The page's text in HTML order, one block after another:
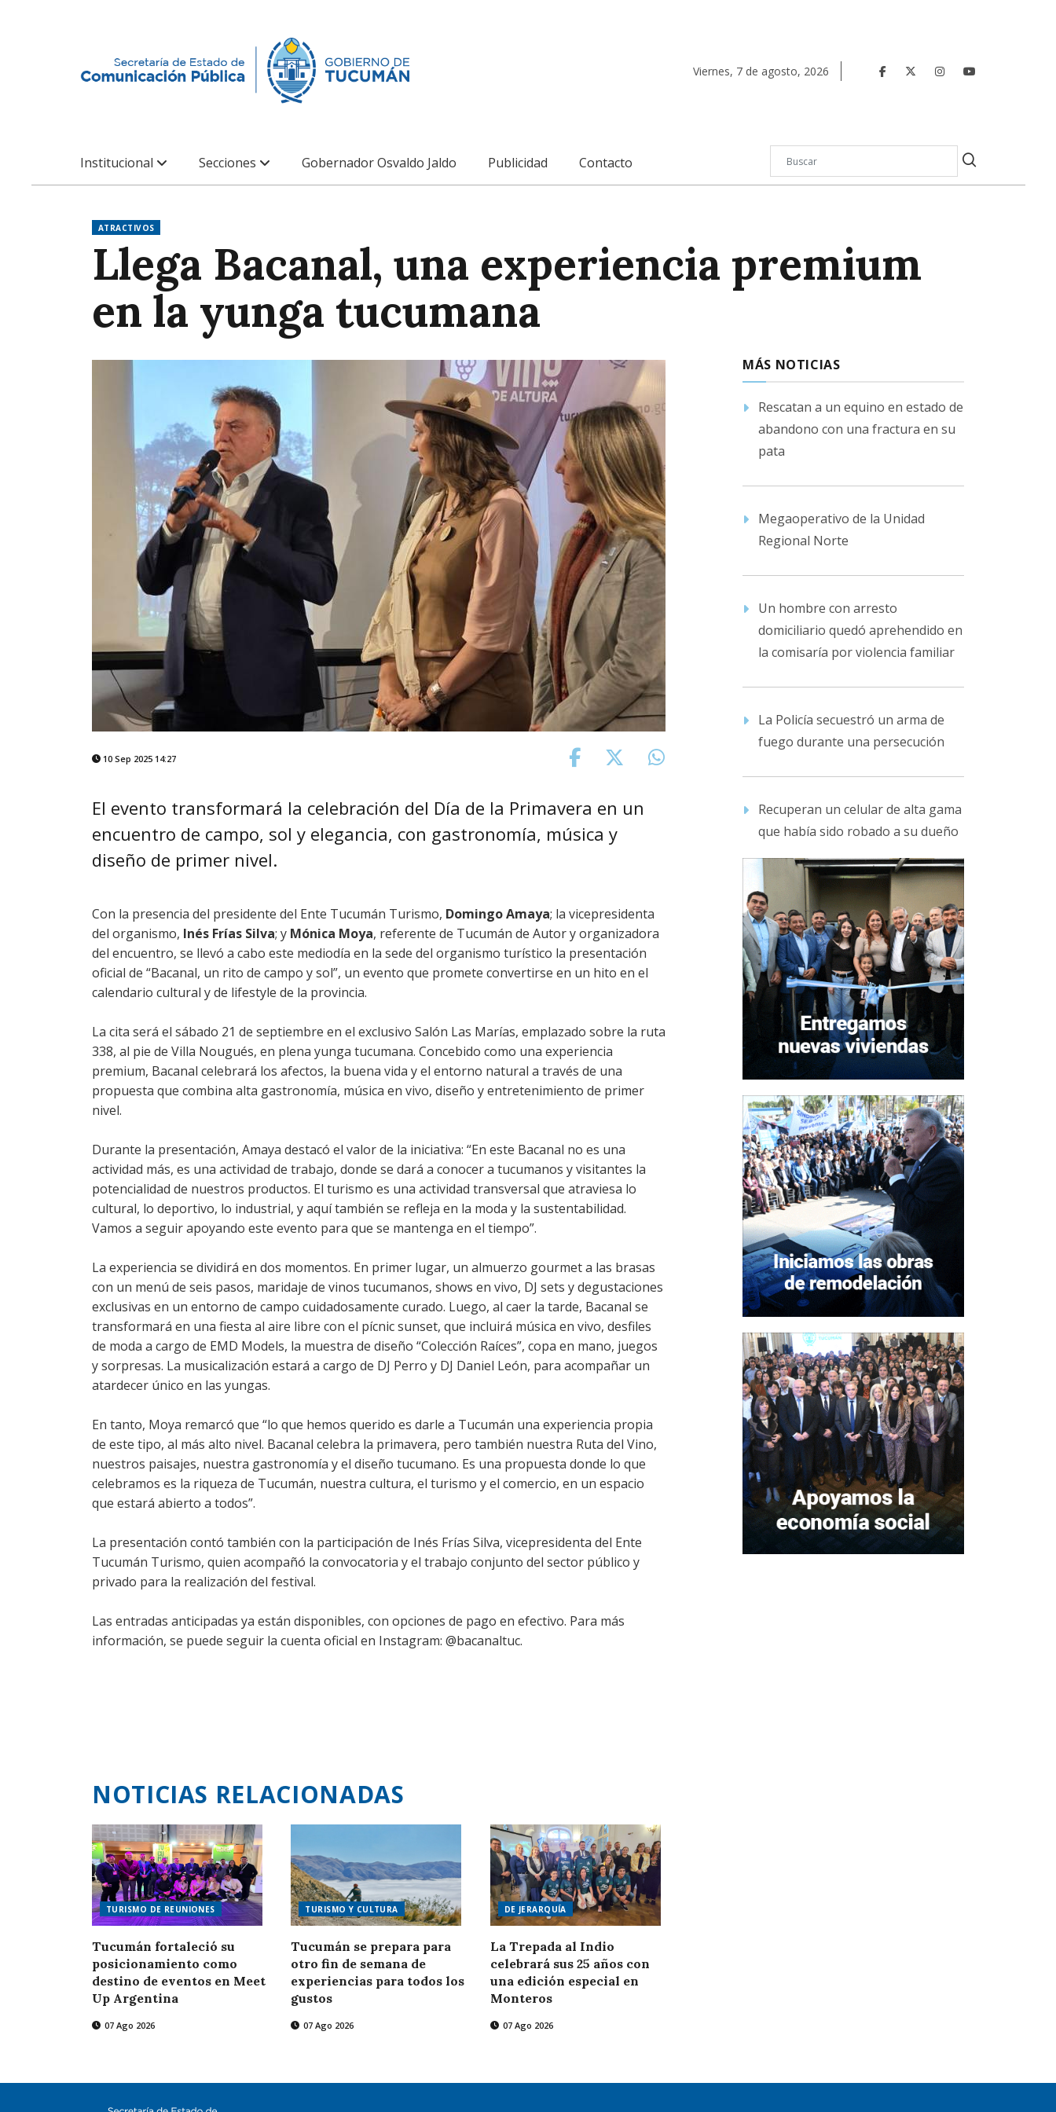
Viernes, 7 de agosto, 2026
Institucional Secciones Gobernador Osvaldo Jaldo Publicidad Contacto
ATRACTIVOS
Llega Bacanal, una experiencia premium
en la yunga tucumana
10 Sep 2025 14:27
El evento transformará la celebración del Día de la Primavera en un
encuentro de campo, sol y elegancia, con gastronomía, música y
diseño de primer nivel.
Con la presencia del presidente del Ente Tucumán Turismo, Domingo Amaya; la vicepresidenta
del organismo, Inés Frías Silva; y Mónica Moya, referente de Tucumán de Autor y organizadora
del encuentro, se llevó a cabo este mediodía en la sede del organismo turístico la presentación
oficial de “Bacanal, un rito de campo y sol”, un evento que promete convertirse en un hito en el
calendario cultural y de lifestyle de la provincia.
La cita será el sábado 21 de septiembre en el exclusivo Salón Las Marías, emplazado sobre la ruta
338, al pie de Villa Nougués, en plena yunga tucumana. Concebido como una experiencia
premium, Bacanal celebrará los afectos, la buena vida y el entorno natural a través de una
propuesta que combina alta gastronomía, música en vivo, diseño y entretenimiento de primer
nivel.
Durante la presentación, Amaya destacó el valor de la iniciativa: “En este Bacanal no es una
actividad más, es una actividad de trabajo, donde se dará a conocer a tucumanos y visitantes la
potencialidad de nuestros productos. El turismo es una actividad transversal que atraviesa lo
cultural, lo deportivo, lo industrial, y aquí también se refleja en la moda y la sustentabilidad.
Vamos a seguir apoyando este evento para que se mantenga en el tiempo”.
La experiencia se dividirá en dos momentos. En primer lugar, un almuerzo gourmet a las brasas
con un menú de seis pasos, maridaje de vinos tucumanos, shows en vivo, DJ sets y degustaciones
exclusivas en un entorno de campo cuidadosamente curado. Luego, al caer la tarde, Bacanal se
transformará en una fiesta al aire libre con el pícnic sunset, que incluirá música en vivo, desfiles
de moda a cargo de EMD Models, la muestra de diseño “Colección Raíces”, copa en mano, juegos
y sorpresas. La musicalización estará a cargo de DJ Perro y DJ Daniel León, para acompañar un
atardecer único en las yungas.
En tanto, Moya remarcó que “lo que hemos querido es darle a Tucumán una experiencia propia
de este tipo, al más alto nivel. Bacanal celebra la primavera, pero también nuestra Ruta del Vino,
nuestros paisajes, nuestra gastronomía y el diseño tucumano. Es una propuesta donde lo que
celebramos es la riqueza de Tucumán, nuestra cultura, el turismo y el comercio, en un espacio
que estará abierto a todos”.
La presentación contó también con la participación de Inés Frías Silva, vicepresidenta del Ente
Tucumán Turismo, quien acompañó la convocatoria y el trabajo conjunto del sector público y
privado para la realización del festival.
Las entradas anticipadas ya están disponibles, con opciones de pago en efectivo. Para más
información, se puede seguir la cuenta oficial en Instagram: @bacanaltuc.
NOTICIAS RELACIONADAS
TURISMO DE REUNIONES
Tucumán fortaleció su
posicionamiento como
destino de eventos en Meet
Up Argentina
07 Ago 2026
TURISMO Y CULTURA
Tucumán se prepara para
otro fin de semana de
experiencias para todos los
gustos
07 Ago 2026
DE JERARQUÍA
La Trepada al Indio
celebrará sus 25 años con
una edición especial en
Monteros
07 Ago 2026
MÁS NOTICIAS
Rescatan a un equino en estado de
abandono con una fractura en su
pata
Megaoperativo de la Unidad
Regional Norte
Un hombre con arresto
domiciliario quedó aprehendido en
la comisaría por violencia familiar
La Policía secuestró un arma de
fuego durante una persecución
Recuperan un celular de alta gama
que había sido robado a su dueño